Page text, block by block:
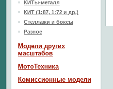
КИТы-металл
КИТ (1:87, 1:72 и др.)
Стеллажи и боксы
Разное
Модели других
масштабов
МотоТехника
Комиссионные модели